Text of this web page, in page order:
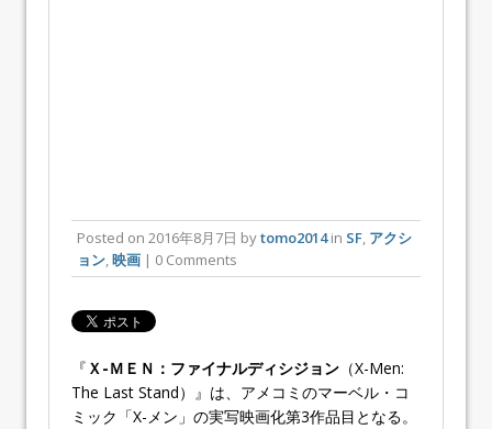
Posted on 2016年8月7日 bytomo2014in SF, アクシ
ョン,映画 | 0 Comments
『 Ｘ-ＭＥＮ：ファイナルディシジョン （X-Men:
The Last Stand）』は、アメコミのマーベル・コ
ミック「X-メン」の実写映画化第3作品目となる。